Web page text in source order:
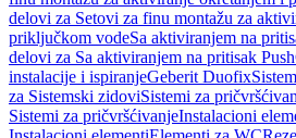
delovi za Setovi za finu montažu za
priključkom vodeSa aktiviranjem na
delovi za Sa aktiviranjem na pritisak
instalacije i ispiranjeGeberit Duofix
za Sistemski zidoviSistemi za
Sistemi za pričvršćivanjeInstalacioni